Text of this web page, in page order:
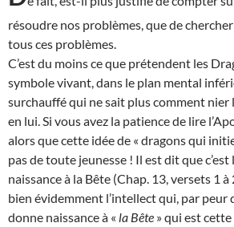
résoudre nos problèmes, que de
tous ces problèmes.
C’est du moins ce que prétendent les
symbole vivant, dans le plan mental
surchauffé qui ne sait plus comment nier
en lui. Si vous avez la patience de lire
alors que cette idée de « dragons qui
pas de toute jeunesse ! Il est dit que
naissance à la Bête (Chap. 13, versets 1
bien évidemment l’intellect qui, par peur
donne naissance à « la Bête » qui est